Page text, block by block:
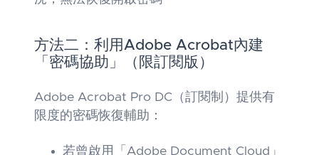
方法二：利用Adobe Acrobat內建
「密碼協助」（限訂閱版）
Adobe Acrobat Pro DC（訂閱制）提供有
限度的密碼恢復輔助：
若曾啟用「Adobe Document Cloud」